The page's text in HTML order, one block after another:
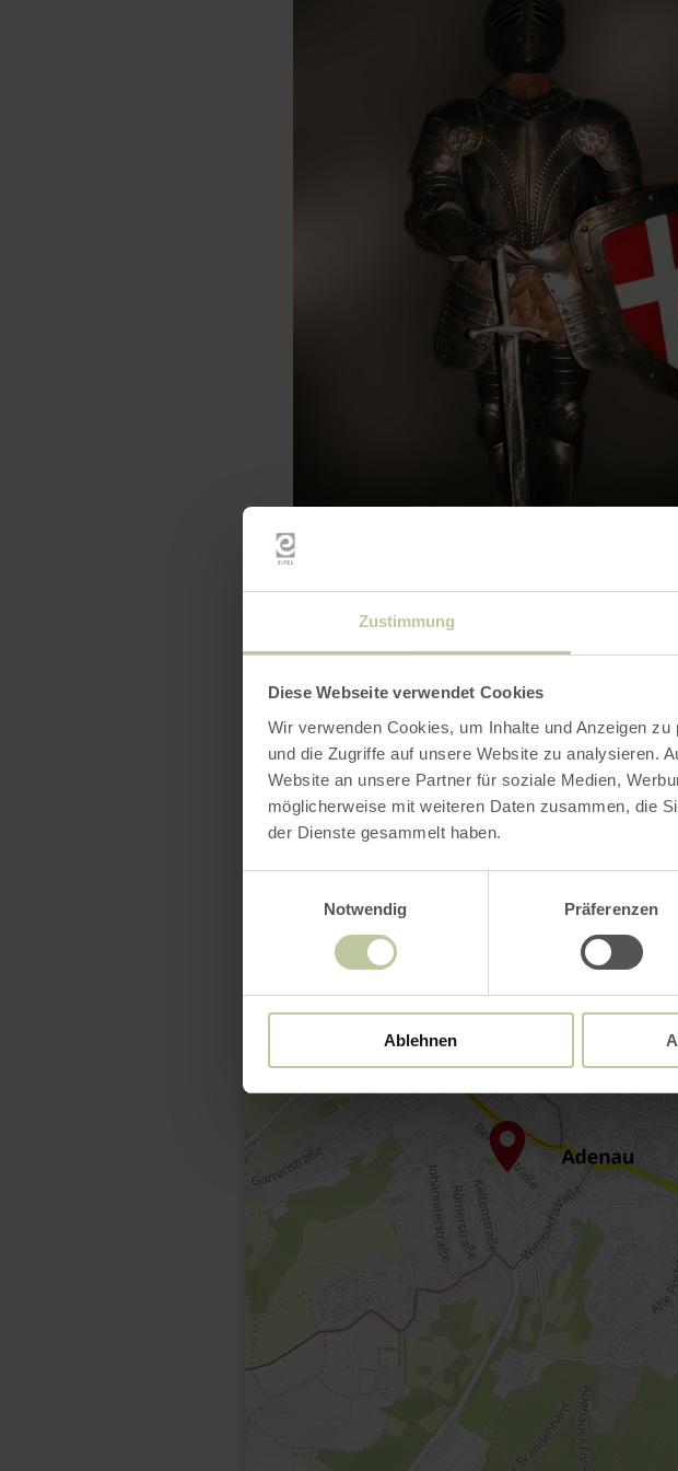
Zustimmung
Diese Webseite verwendet Cookies
Wir verwenden Cookies, um Inhalte und Anzeigen
und die Zugriffe auf unsere Website zu analysieren.
Website an unsere Partner für soziale Medien,
möglicherweise mit weiteren Daten zusammen, die
der Dienste gesammelt haben.
Notwendig
Präferenzen
Ablehnen